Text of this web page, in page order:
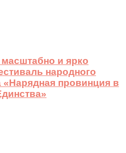
и ярко
народного
«Нарядная провинция в